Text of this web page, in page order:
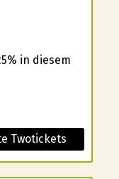
in diesem
Twotickets